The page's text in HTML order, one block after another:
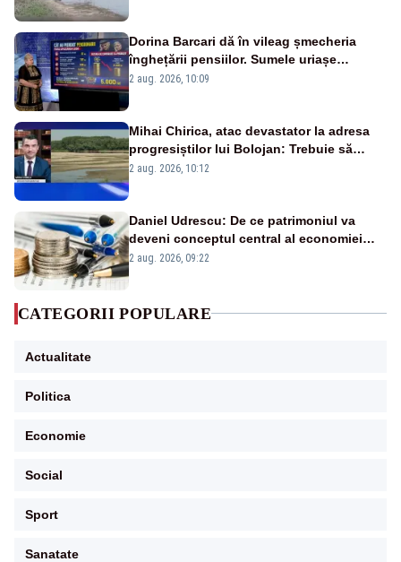
Dorina Barcari dă în vileag șmecheria
înghețării pensiilor. Sumele uriașe
pierdute de fiecare român
2 aug. 2026, 10:09
Mihai Chirica, atac devastator la adresa
progresiștilor lui Bolojan: Trebuie să
protejăm și natura, dar nu șținem omaneii
2 aug. 2026, 10:12
Daniel Udrescu: De ce patrimoniul va
deveni conceptul central al economiei
viitoare?
2 aug. 2026, 09:22
CATEGORII POPULARE
Actualitate
Politica
Economie
Social
Sport
Sanatate